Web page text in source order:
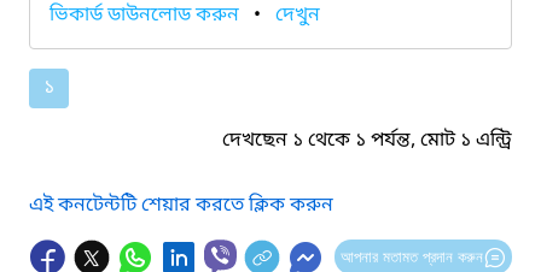
ভিকার্ড ডাউনলোড করুন • দেখুন
১
দেখছেন ১ থেকে ১ পর্যন্ত, মোট ১ এন্ট্রি
এই কনটেন্টটি শেয়ার করতে ক্লিক করুন
আপনার মতামত প্রদান করুন